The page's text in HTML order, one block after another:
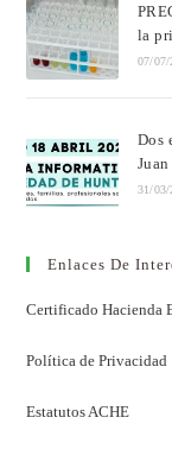
la
07/07/
Dos
Juan
31/03/
Enlaces De
Certificado Hacienda
Política de Privacidad
Estatutos ACHE